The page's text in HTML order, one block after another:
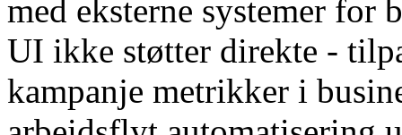
med eksterne systemer
UI ikke støtter direkte -
kampanje metrikker i